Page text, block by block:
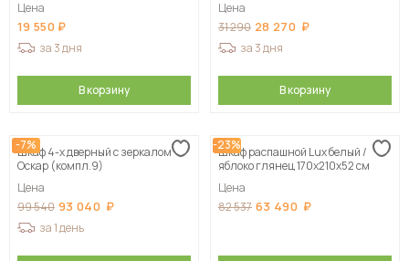
Цена
19 550
за 3 дня
В корзину
Цена
31 290 28 270
за 3 дня
В корзину
-7%
Шкаф 4-х дверный с зеркалом
Оскар (компл.9)
Цена
99 540 93 040
за 1 день
-23%
Шкаф распашной Lux белый /
яблоко глянец 170х210х52 см
Цена
82 537 63 490